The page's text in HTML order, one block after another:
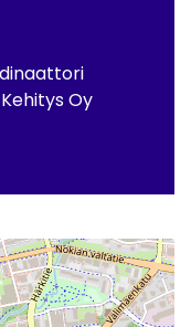
Oy